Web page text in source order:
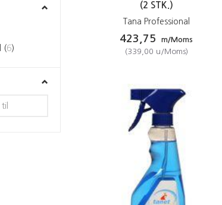
(6)
(2 STK.)
Tana Professional
423,75
m/Moms
(339,00 u/Moms)